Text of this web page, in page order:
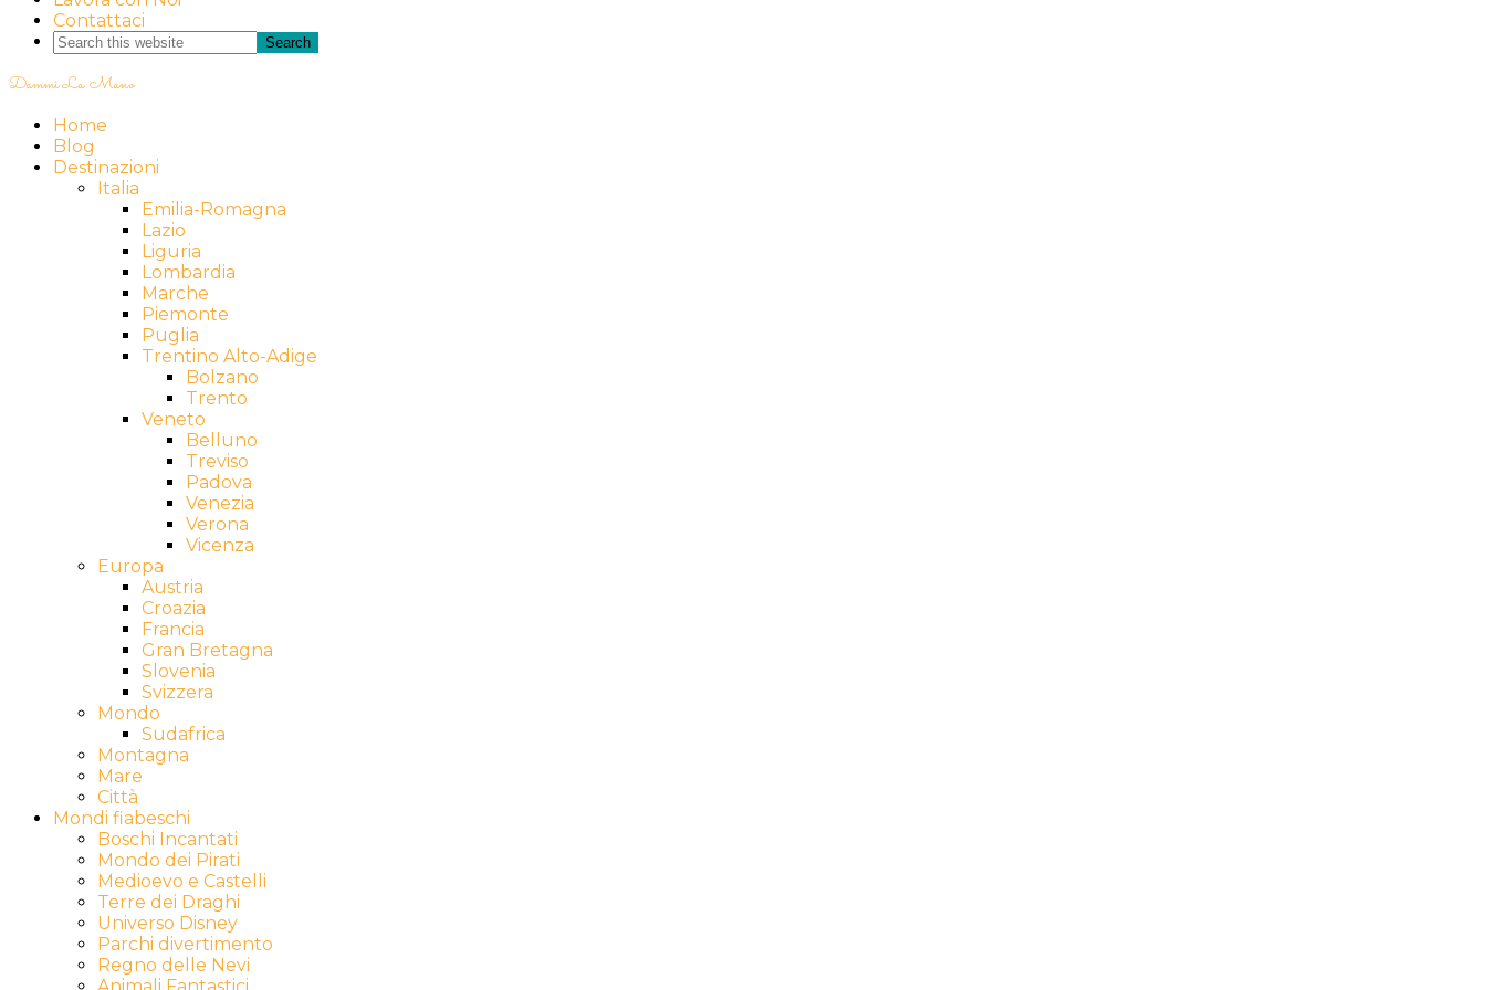
Contattaci
Dammi La Mano
Home
Blog
Destinazioni
Italia
Emilia-Romagna
Lazio
Liguria
Lombardia
Marche
Piemonte
Puglia
Trentino Alto-Adige
Bolzano
Trento
Veneto
Belluno
Treviso
Padova
Venezia
Verona
Vicenza
Europa
Austria
Croazia
Francia
Gran Bretagna
Slovenia
Svizzera
Mondo
Sudafrica
Montagna
Mare
Città
Mondi fiabeschi
Boschi Incantati
Mondo dei Pirati
Medioevo e Castelli
Terre dei Draghi
Universo Disney
Parchi divertimento
Regno delle Nevi